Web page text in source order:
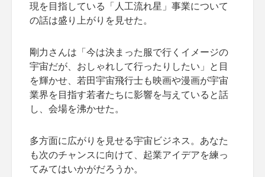
現を目指している「人工流れ星」事業について
の話は盛り上がりを見せた。
剛力さんは「今は決まった服で行くイメージの
宇宙だが、おしゃれして行ったりしたい」と目
を輝かせ、若田宇宙飛行士も映画や漫画が宇宙
業界を目指す若者たちに影響を与えていると話
し、会場を沸かせた。
多方面に広がりを見せる宇宙ビジネス。あなた
も次のチャンスに向けて、起業アイデアを練っ
てみてはいかがだろうか。